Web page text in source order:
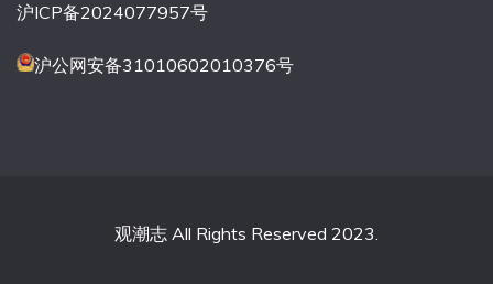
沪ICP备2024077957号
沪公网安备31010602010376号
观潮志 All Rights Reserved 2023.